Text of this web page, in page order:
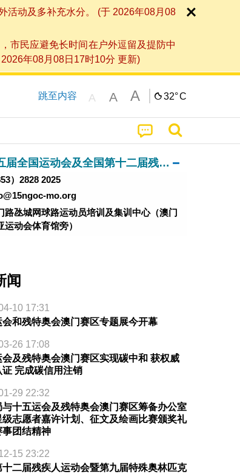
活动及多补充水分。 (于 2026年08月08
市民应避免长时间在户外逗留及提防中
年08月08日17时10分 更新)
跳至内容 A A A 32°C
第十五届全国运动会及全国第十二届残疾人运动会暨第九届特殊奥林匹克运动会澳门赛区筹备办公室
）2828 2025
mo.org
路氹城网球路运动员培训及集训中心（澳门
运动会体育馆旁）
闻
10 17:31
会和残特奥会澳门赛区专题展今开幕
26 17:08
会及残特奥会澳门赛区实现碳中和 获权威
证 完成碳信用注销
29 22:32
与十五运会及残特奥会澳门赛区筹备办公室
级志愿者嘉许计划、征文及绘画比赛颁奖礼
事团结精神
15 23:22
十二届残疾人运动会暨第九届特殊奥林匹克